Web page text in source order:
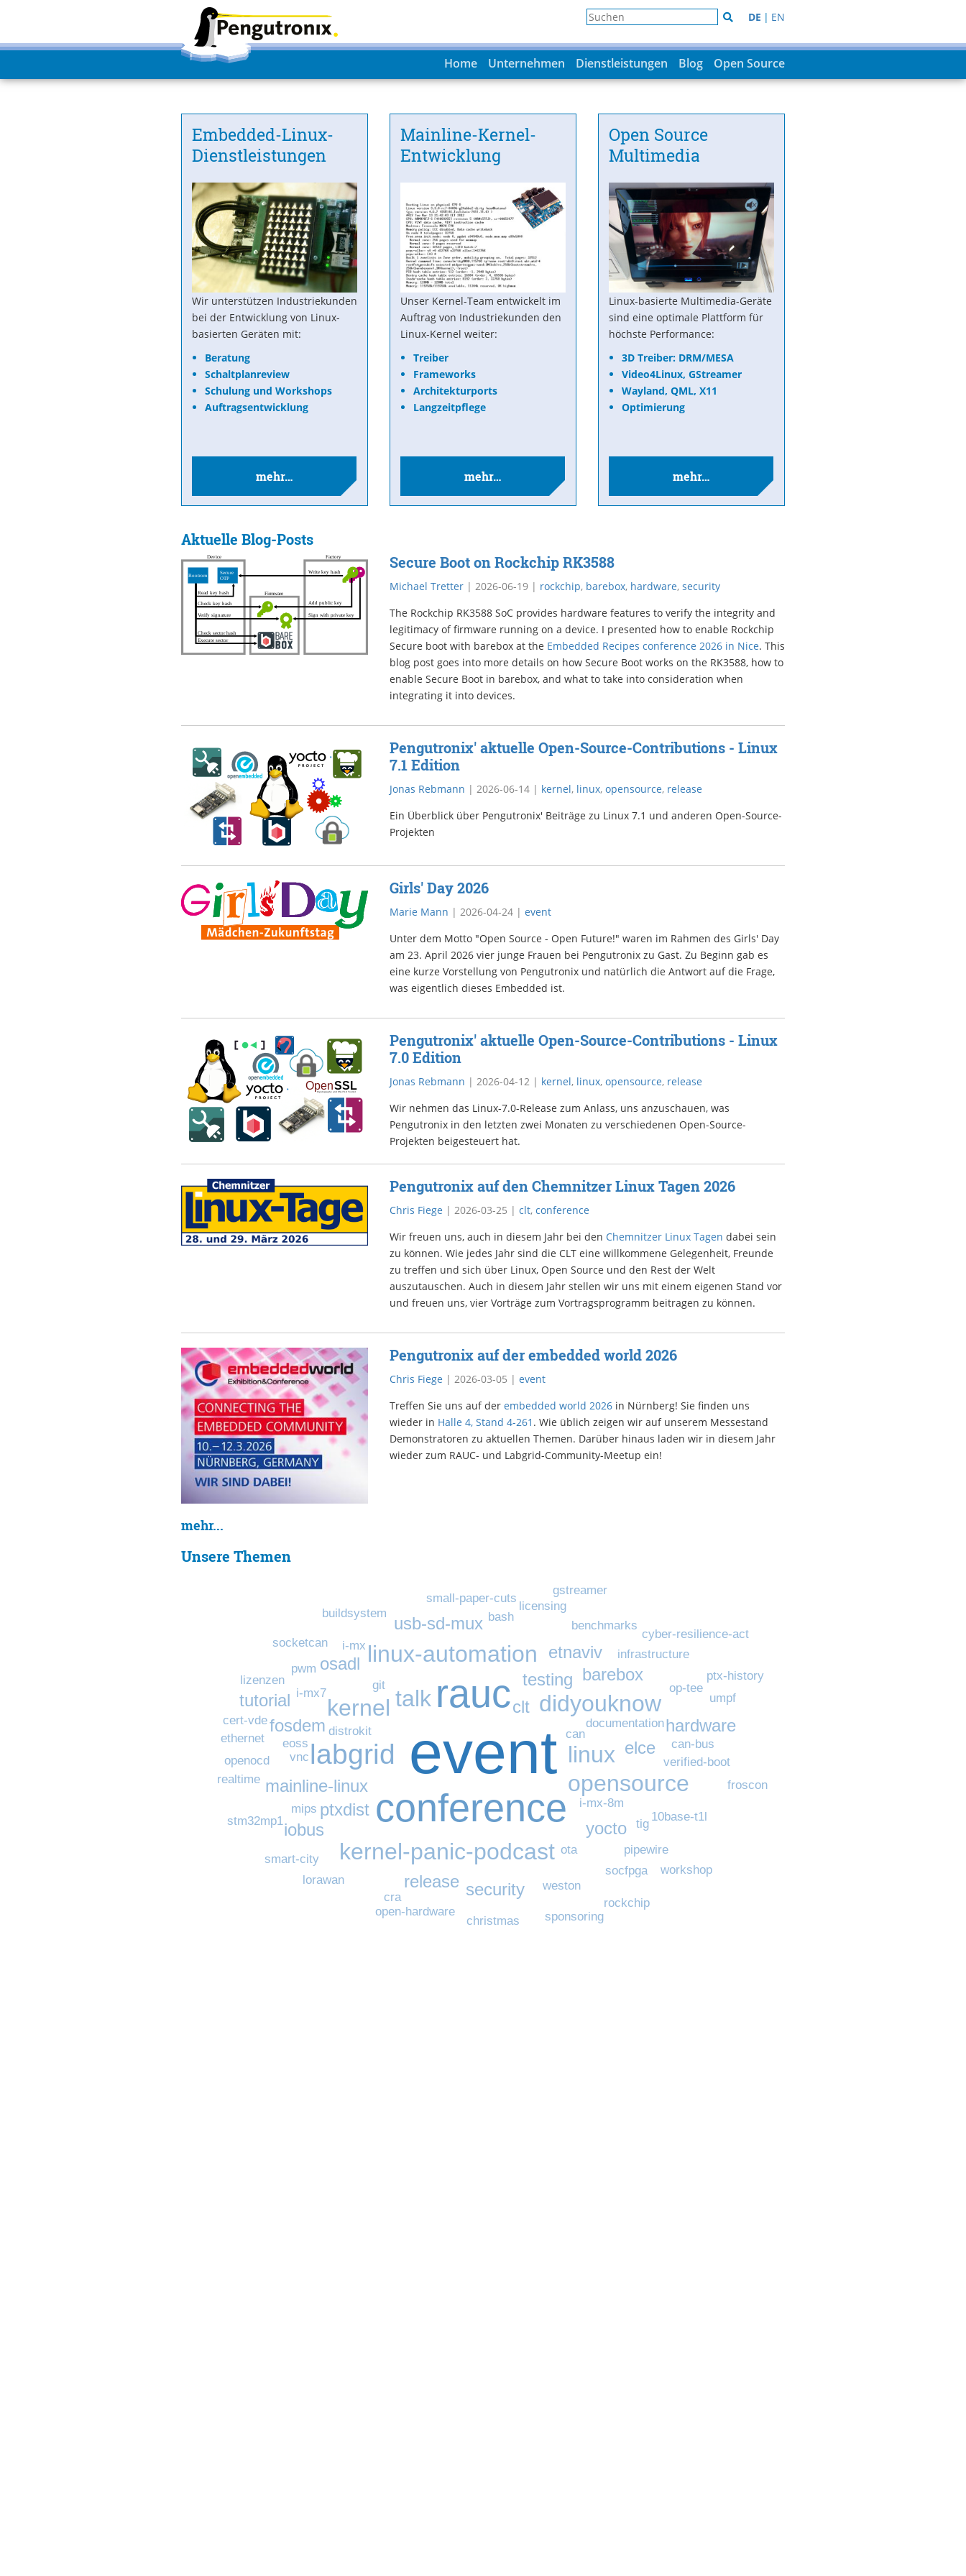
DE | EN
Home Unternehmen Dienstleistungen Blog Open Source
Embedded-Linux-
Dienstleistungen
Wir unterstützen Industriekunden
bei der Entwicklung von Linux-
basierten Geräten mit:
Beratung
Schaltplanreview
Schulung und Workshops
Auftragsentwicklung
mehr…
Mainline-Kernel-
Entwicklung
Unser Kernel-Team entwickelt im
Auftrag von Industriekunden den
Linux-Kernel weiter:
Treiber
Frameworks
Architekturports
Langzeitpflege
mehr…
Open Source
Multimedia
Linux-basierte Multimedia-Geräte
sind eine optimale Plattform für
höchste Performance:
3D Treiber: DRM/MESA
Video4Linux, GStreamer
Wayland, QML, X11
Optimierung
mehr…
Aktuelle Blog-Posts
Secure Boot on Rockchip RK3588
Michael Tretter| 2026-06-19| rockchip, barebox, hardware, security
The Rockchip RK3588 SoC provides hardware features to verify the integrity and
legitimacy of firmware running on a device. I presented how to enable Rockchip
Secure boot with barebox at the Embedded Recipes conference 2026 in Nice. This
blog post goes into more details on how Secure Boot works on the RK3588, how to
enable Secure Boot in barebox, and what to take into consideration when
integrating it into devices.
Pengutronix' aktuelle Open-Source-Contributions - Linux
7.1 Edition
Jonas Rebmann | 2026-06-14| kernel, linux, opensource, release
Ein Überblick über Pengutronix' Beiträge zu Linux 7.1 und anderen Open-Source-
Projekten
Girls' Day 2026
Marie Mann | 2026-04-24| event
Unter dem Motto "Open Source - Open Future!" waren im Rahmen des Girls' Day
am 23. April 2026 vier junge Frauen bei Pengutronix zu Gast. Zu Beginn gab es
eine kurze Vorstellung von Pengutronix und natürlich die Antwort auf die Frage,
was eigentlich dieses Embedded ist.
Pengutronix' aktuelle Open-Source-Contributions - Linux
7.0 Edition
Jonas Rebmann | 2026-04-12| kernel, linux, opensource, release
Wir nehmen das Linux-7.0-Release zum Anlass, uns anzuschauen, was
Pengutronix in den letzten zwei Monaten zu verschiedenen Open-Source-
Projekten beigesteuert hat.
Pengutronix auf den Chemnitzer Linux Tagen 2026
Chris Fiege | 2026-03-25 | clt, conference
Wir freuen uns, auch in diesem Jahr bei den Chemnitzer Linux Tagen dabei sein
zu können. Wie jedes Jahr sind die CLT eine willkommene Gelegenheit, Freunde
zu treffen und sich über Linux, Open Source und den Rest der Welt
auszutauschen. Auch in diesem Jahr stellen wir uns mit einem eigenen Stand vor
und freuen uns, vier Vorträge zum Vortragsprogramm beitragen zu können.
Pengutronix auf der embedded world 2026
Chris Fiege | 2026-03-05 | event
Treffen Sie uns auf der embedded world 2026in Nürnberg! Sie finden uns
wieder in Halle 4, Stand 4-261 . Wie üblich zeigen wir auf unserem Messestand
Demonstratoren zu aktuellen Themen. Darüber hinaus laden wir in diesem Jahr
wieder zum RAUC- und Labgrid-Community-Meetup ein!
mehr...
Unsere Themen
event
conference
rauc
labgrid linux
didyouknow
talk
kernel
opensource
linux-automation
kernel-panic-podcast
elce
testing
ptxdist
barebox
mainline-linux
clt
usb-sd-mux
etnaviv
yocto
hardware
fosdem
release
osadl
security
iobus
tutorial
distrokit
i-mx-8m
can
verified-boot
documentation
infrastructure
git op-tee
can-bus
weston
vnc
eoss
10base-t1l
ethernet
pipewire
benchmarks
i-mx7
mips
openocd
socfpga
cert-vde
i-mx
ota
tig
bash
small-paper-cuts
lizenzen
stm32mp1
socketcan
realtime
buildsystem
smart-city
lorawan
open-hardware
umpf
pwm
froscon
ptx-history
workshop
christmas
cra
cyber-resilience-act
gstreamer
sponsoring
rockchip
licensing